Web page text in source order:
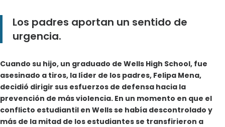
Los padres aportan un sentido de
urgencia.
Cuando su hijo, un graduado de Wells High School, fue
asesinado a tiros, la líder de los padres, Felipa Mena,
decidió dirigir sus esfuerzos de defensa hacia la
prevención de más violencia. En un momento en que el
conflicto estudiantil en Wells se había descontrolado y
más de la mitad de los estudiantes se transfirieron a